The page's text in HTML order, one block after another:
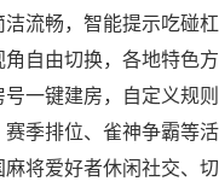
洁流畅，智能提示吃碰
角自由切换，各地特色
一键建房，自定义规
赛季排位、雀神争霸等
将爱好者休闲社交、